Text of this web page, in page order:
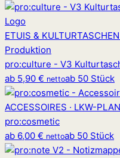
ETUIS &
Produktion
pro:culture - V3
ab 5,90 € nettoab 50 Stück
ACCESSOIRES · LKW-
pro:cosmetic
ab 6,00 € nettoab 50 Stück